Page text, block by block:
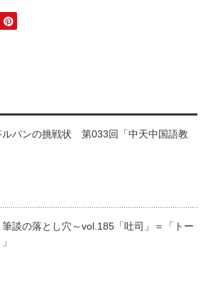
ルパンの挑戦状 第033回「中天中国語教
筆談の落とし穴～vol.185「吐司」＝「トー